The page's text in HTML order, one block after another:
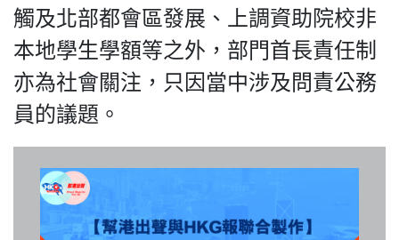
登記支持
聯絡我們
觸及北部都會區發展、上調資助院校非
本地學生學額等之外，部門首長責任制
亦為社會關注，只因當中涉及問責公務
員的議題。